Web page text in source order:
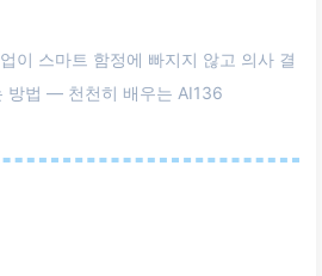
이 스마트 함정에 빠지지 않고 의사 결
방법 — 천천히 배우는 AI136